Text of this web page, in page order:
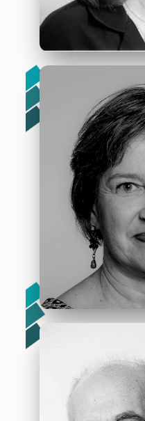
Présidente &
« Vivre le quotidien de
l’art et de la culture. »
« Replacer l’humain, l’art
relations. »